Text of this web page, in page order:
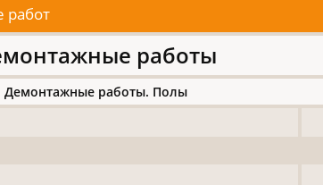
работ
работы
Демонтажные работы. Полы